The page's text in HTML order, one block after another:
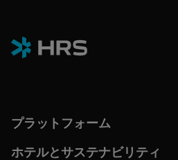
cost avoidance vs public rates
プラットフォーム
ホテルとサステナビリティ